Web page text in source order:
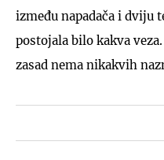
između napadača i dviju
postojala bilo kakva
zasad nema nikakvih